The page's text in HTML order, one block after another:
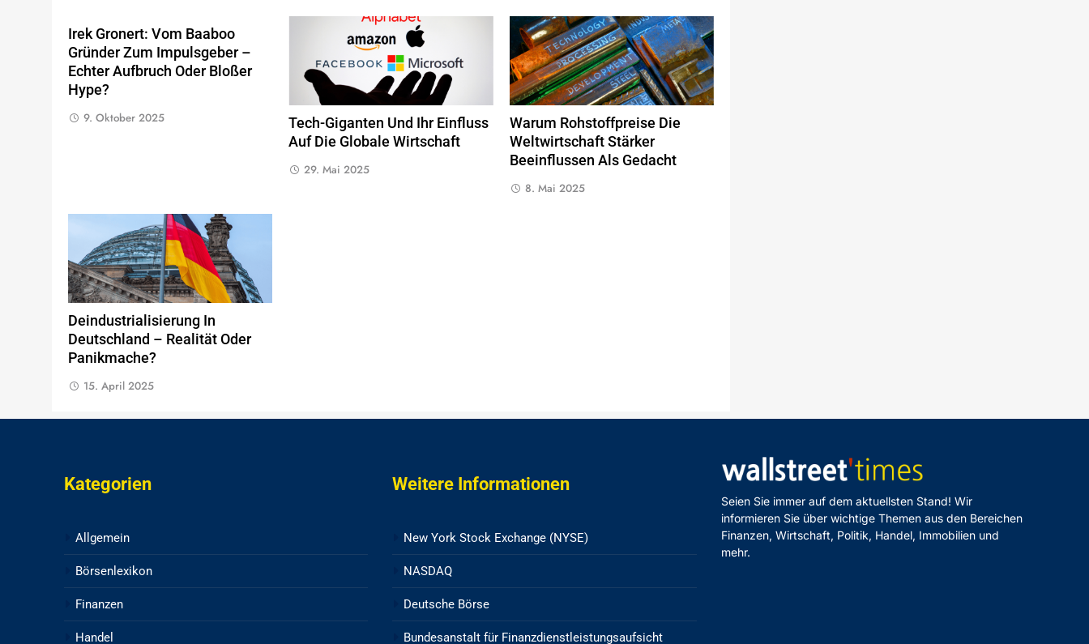
Irek Gronert: Vom Baaboo
Gründer Zum Impulsgeber –
Echter Aufbruch Oder Bloßer
Hype?
9. Oktober 2025
Tech-Giganten Und Ihr Einfluss
Auf Die Globale Wirtschaft
29. Mai 2025
Warum Rohstoffpreise Die
Weltwirtschaft Stärker
Beeinflussen Als Gedacht
8. Mai 2025
Deindustrialisierung In
Deutschland – Realität Oder
Panikmache?
15. April 2025
Kategorien
Allgemein
Börsenlexikon
Finanzen
Handel
Weitere Informationen
New York Stock Exchange (NYSE)
NASDAQ
Deutsche Börse
Bundesanstalt für Finanzdienstleistungsaufsicht
Seien Sie immer auf dem aktuellsten Stand! Wir
informieren Sie über wichtige Themen aus den Bereichen
Finanzen, Wirtschaft, Politik, Handel, Immobilien und
mehr.